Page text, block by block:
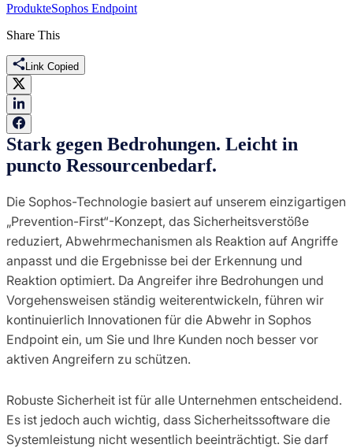
ProdukteSophos Endpoint
Share This
Link Copied
Stark gegen Bedrohungen. Leicht in
puncto Ressourcenbedarf.
Die Sophos-Technologie basiert auf unserem einzigartigen
„Prevention-First“-Konzept, das Sicherheitsverstöße
reduziert, Abwehrmechanismen als Reaktion auf Angriffe
anpasst und die Ergebnisse bei der Erkennung und
Reaktion optimiert. Da Angreifer ihre Bedrohungen und
Vorgehensweisen ständig weiterentwickeln, führen wir
kontinuierlich Innovationen für die Abwehr in Sophos
Endpoint ein, um Sie und Ihre Kunden noch besser vor
aktiven Angreifern zu schützen.
Robuste Sicherheit ist für alle Unternehmen entscheidend.
Es ist jedoch auch wichtig, dass Sicherheitssoftware die
Systemleistung nicht wesentlich beeinträchtigt. Sie darf